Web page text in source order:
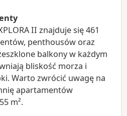
II znajduje się 461
penthousów oraz
balkony w każdym
bliskość morza i
Warto zwrócić uwagę na
apartamentów
m².